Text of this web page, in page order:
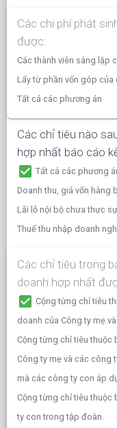
Các chi phí phát
được:
Các thành viên sáng lập
Lấy từ phần vốn góp
Tất cả các phương án
Các chỉ tiêu nào
hợp nhất báo cáo
check_box Tất cả các phương
Doanh thu, giá vốn hàng
Lãi lỗ nội bộ chưa thực
Thuế thu nhập doanh
Các chỉ tiêu trong
doanh hợp nhất
check_box Cộng từng chỉ tiêu
doanh của Công ty mẹ
Cộng từng chỉ tiêu thuộc
Công ty mẹ và các công
mà các công ty con áp
Cộng từng chỉ tiêu thuộc
ty con trong tập đoàn.